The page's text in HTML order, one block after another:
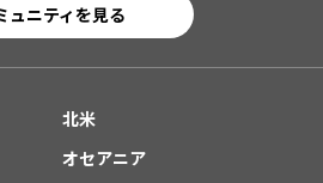
ュニティを見る
北米
オセアニア